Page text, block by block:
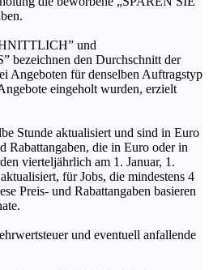
und
bezeichnen den Durchschnitt der
Angeboten für denselben Auftragstyp
eingeholt wurden, erzielt
Stunde aktualisiert und sind in Euro
Rabattangaben, die in Euro oder in
vierteljährlich am 1. Januar, 1.
für Jobs, die mindestens 4
Preis- und Rabattangaben basieren
und eventuell anfallende